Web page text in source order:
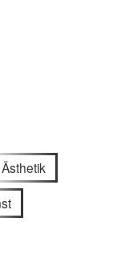
Ästhetik